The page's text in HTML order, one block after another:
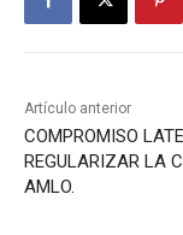
Artículo anterior
COMPROMISO
REGULARIZAR LA
AMLO.